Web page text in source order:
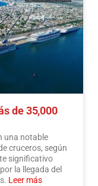
de 35,000
una notable
cruceros, según
significativo
la llegada del
Leer más